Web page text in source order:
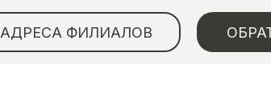
АДРЕСА ФИЛИАЛОВ